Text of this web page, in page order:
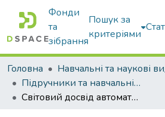
Фонди
та
зібрання
Пошук за
критеріями
Головна
Підручники та навчальні посібники
Світовий досвід автоматизації сучасних об’єктів аграрного спрямування